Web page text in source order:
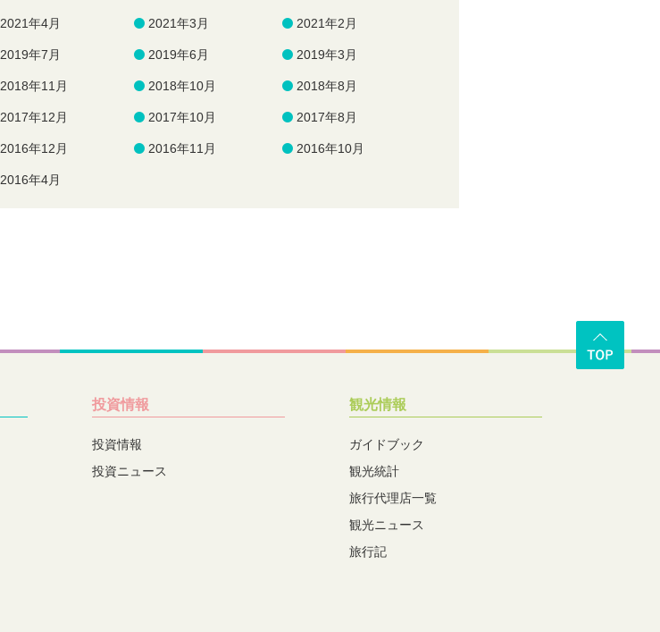
2021年4月 2021年3月 2021年2月
2019年7月 2019年6月 2019年3月
2018年11月 2018年10月 2018年8月
2017年12月 2017年10月 2017年8月
2016年12月 2016年11月 2016年10月
2016年4月
投資情報
投資情報
投資ニュース
観光情報
ガイドブック
観光統計
旅行代理店一覧
観光ニュース
旅行記